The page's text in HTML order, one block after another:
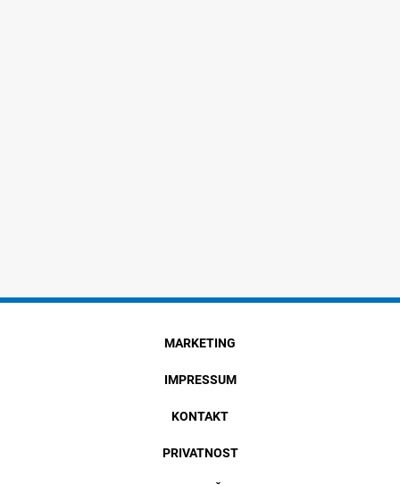
MARKETING
IMPRESSUM
KONTAKT
PRIVATNOST